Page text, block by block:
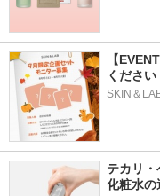
【
ください
SKIN＆
テカリ
化粧水の